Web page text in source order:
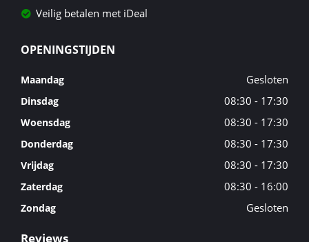
Veilig betalen met iDeal
OPENINGSTIJDEN
Maandag Gesloten
Dinsdag 08:30 - 17:30
Woensdag 08:30 - 17:30
Donderdag 08:30 - 17:30
Vrijdag 08:30 - 17:30
Zaterdag 08:30 - 16:00
Zondag Gesloten
Reviews